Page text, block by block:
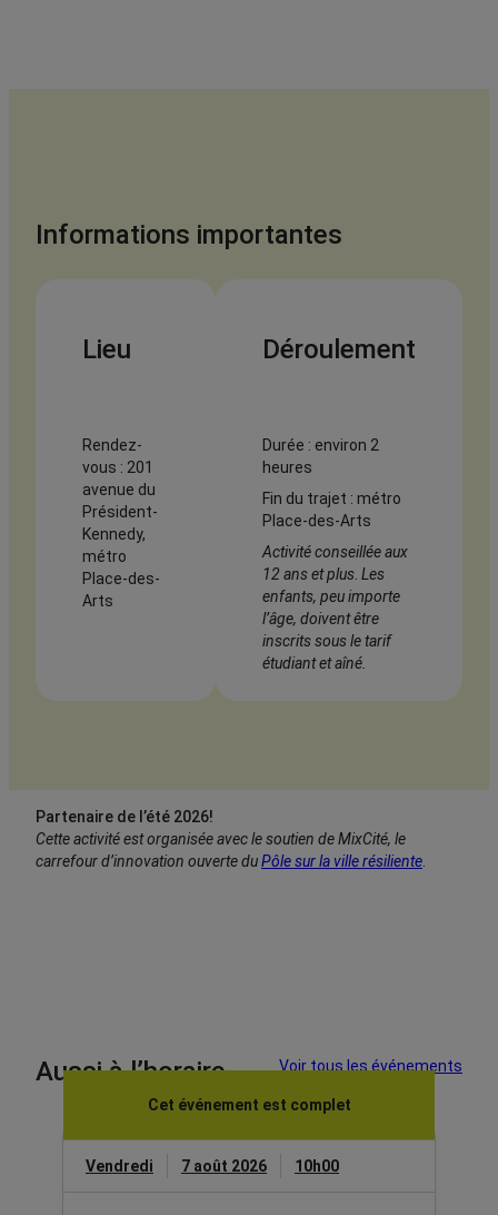
Informations importantes
Lieu
Rendez-
vous : 201
avenue du
Président-
Kennedy,
métro
Place-des-
Arts
Déroulement
Durée : environ 2
heures
Fin du trajet : métro
Place-des-Arts
Activité conseillée aux
12 ans et plus Les
enfants, peu importe
l’âge, doivent être
inscrits sous le tarif
étudiant et aîné.
Partenaire de l’été 2026!
Cette activité est organisée avec le soutien de MixCité, le
carrefour d’innovation ouverte duPôle sur la ville résiliente
Aussi à l’horaire Voir tous les événements
Cet événement est complet
Vendredi 7 août 2026 10h00